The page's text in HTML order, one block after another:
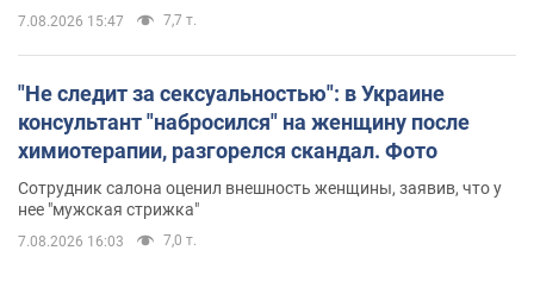
7.08.2026 15:47 7,7 т.
"Не следит за сексуальностью": в Украине
консультант "набросился" на женщину после
химиотерапии, разгорелся скандал. Фото
Сотрудник салона оценил внешность женщины, заявив, что у
нее "мужская стрижка"
7.08.2026 16:03 7,0 т.